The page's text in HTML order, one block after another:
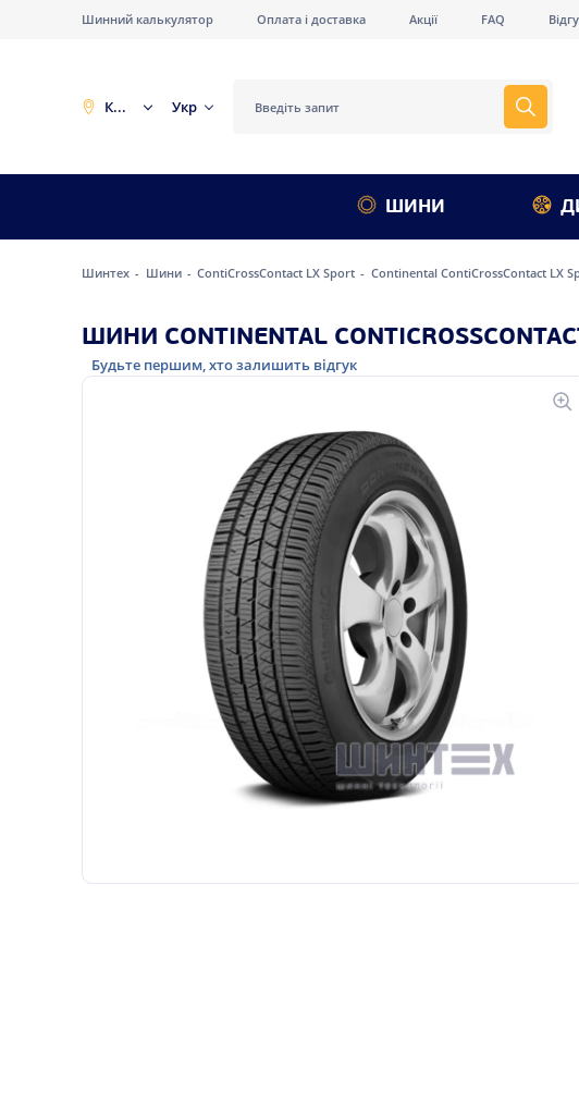
Шинний калькулятор Оплата і доставка Акції FAQ
Київ Укр
ШИНИ
Шинтех Шини ContiCrossContact LX Sport Continental ContiCrossContact LX
ШИНИ CONTINENTAL
Будьте першим, хто залишить відгук